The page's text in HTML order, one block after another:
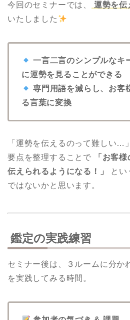
今回のセミナーでは、 運勢を伝
いたしました
一言二言のシンプルなキ
に運勢を見ることができる
専門用語を減らし、お客
る言葉に変換
「運勢を伝えるのって難しい…
要点を整理することで
「お客
伝えられるようになる！」
と
ではないかと思います。
鑑定の実践練習
セミナー後は、３ルームに分か
を実践してみる時間。